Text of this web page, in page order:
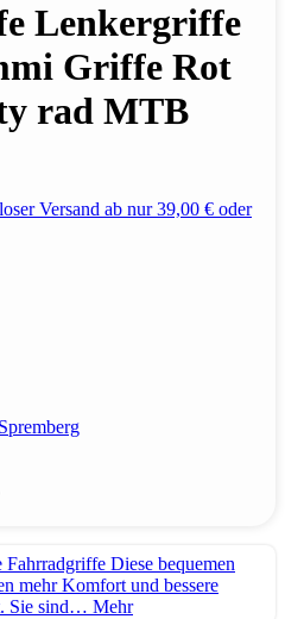
Lenkergriffe
Griffe Rot
rad MTB
Versand ab nur 39,00 € oder
Fahrradgriffe Diese bequemen
mehr Komfort und bessere
Sie sind… Mehr